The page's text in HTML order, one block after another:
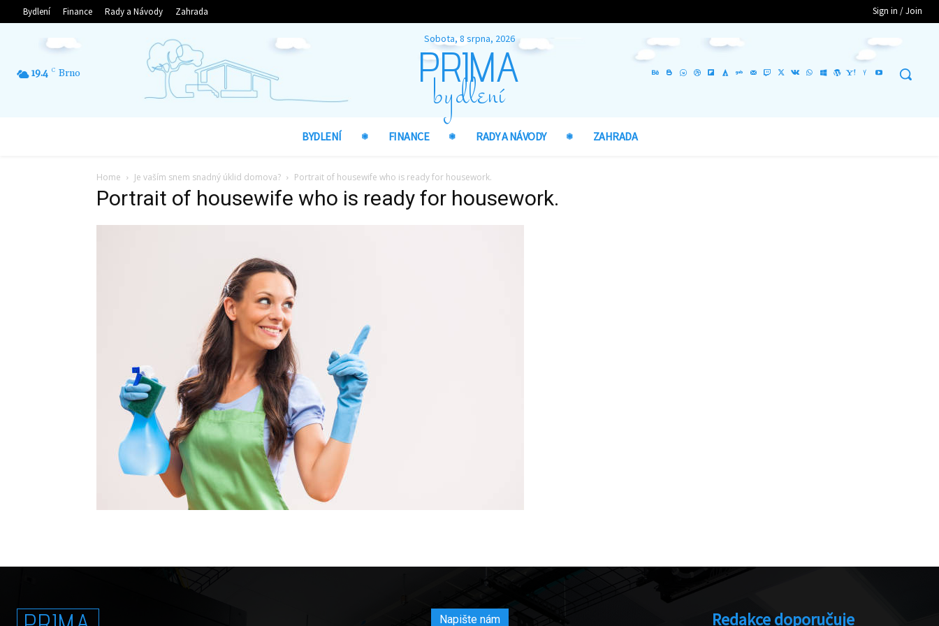
Bydlení Finance Rady a Návody Zahrada Sign in / Join
19.4 C Brno
Sobota, 8 srpna, 2026
PRIMA
bydlení
BYDLENÍ FINANCE RADY A NÁVODY ZAHRADA
Home Je vaším snem snadný úklid domova? Portrait of housewife who is ready for housework.
Portrait of housewife who is ready for housework.
Napište nám Redakce doporučuje